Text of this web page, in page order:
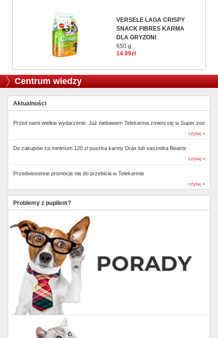
VERSELE LAGA CRISPY
SNACK FIBRES KARMA
DLA GRYZONI
650 g
14.99zł
Centrum wiedzy
Aktualności
Przed nami wielkie wydarzenie. Już niebawem Telekarma zmieni się w Super zoo
czytaj »
Do zakupów za minimum 120 zł puszka karmy Drax lub saszetka Beatrix
czytaj »
Przedwiosenne promocje nie do przebicia w Telekarmie
czytaj »
Problemy z pupilem?